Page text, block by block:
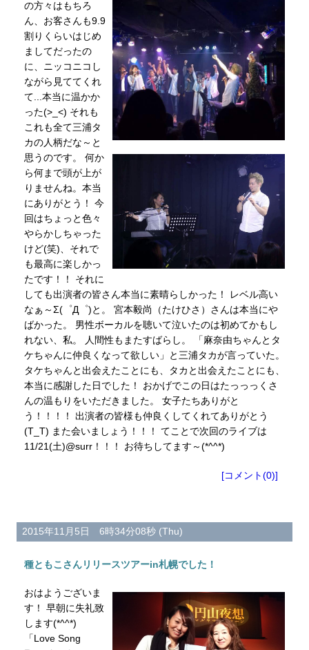
の方々はもちろ
ん、お客さんも9.9
割りくらいはじめ
ましてだったの
に、ニッコニコし
ながら見ててくれ
て...本当に温かか
った(>_<) それも
これも全て三浦タ
カの人柄だな～と
思うのです。 何か
ら何まで頭が上が
りませんね。本当
にありがとう！ 今
回はちょっと色々
やらかしちゃった
けど(笑)、それで
も最高に楽しかっ
たです！！ それに
しても出演者の皆さん本当に素晴らしかった！ レベル高い
なぁ～Σ(゜Д゜)と。 宮本毅尚（たけひさ）さんは本当にや
ばかった。 男性ボーカルを聴いて泣いたのは初めてかもし
れない、私。 人間性もまたすばらし。 「麻奈由ちゃんとタ
ケちゃんに仲良くなって欲しい」と三浦タカが言っていた。
タケちゃんと出会えたことにも、タカと出会えたことにも、
本当に感謝した日でした！ おかげでこの日はたっっっくさ
んの温もりをいただきました。 女子たちありがと
う！！！！ 出演者の皆様も仲良くしてくれてありがとう
(T_T) また会いましょう！！！ てことで次回のライブは
11/21(土)@surr！！！ お待ちしてます～(*^^*)
[コメント(0)]
2015年11月5日 6時34分08秒 (Thu)
種ともこさんリリースツアーin札幌でした！
おはようございま
す！ 早朝に失礼致
します(*^^*)
「Love Song